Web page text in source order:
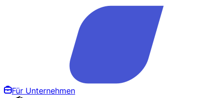
Für Unternehmen